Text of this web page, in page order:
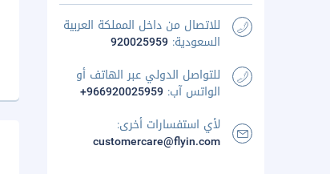
للاتصال من داخل المملكة العربية
السعودية: 920025959
للتواصل الدولي عبر الهاتف أو
الواتس آب: +966920025959
لأي استفسارات أخرى:
customercare@flyin.com